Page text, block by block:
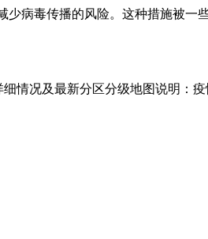
病毒传播的风险。这种措施被一
情况及最新分区分级地图说明：